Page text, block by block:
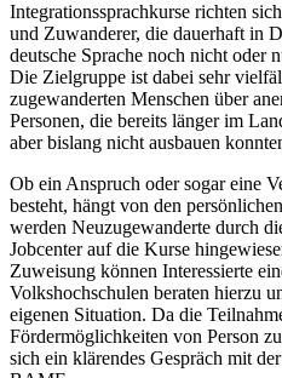
Integrationssprachkurse richten
und Zuwanderer, die dauerhaft in
deutsche Sprache noch nicht oder
Die Zielgruppe ist dabei sehr
zugewanderten Menschen über
Personen, die bereits länger im
aber bislang nicht ausbauen
Ob ein Anspruch oder sogar eine
besteht, hängt von den
werden Neuzugewanderte durch
Jobcenter auf die Kurse
Zuweisung können Interessierte
Volkshochschulen beraten hierzu
eigenen Situation. Da die
Fördermöglichkeiten von Person
sich ein klärendes Gespräch mit